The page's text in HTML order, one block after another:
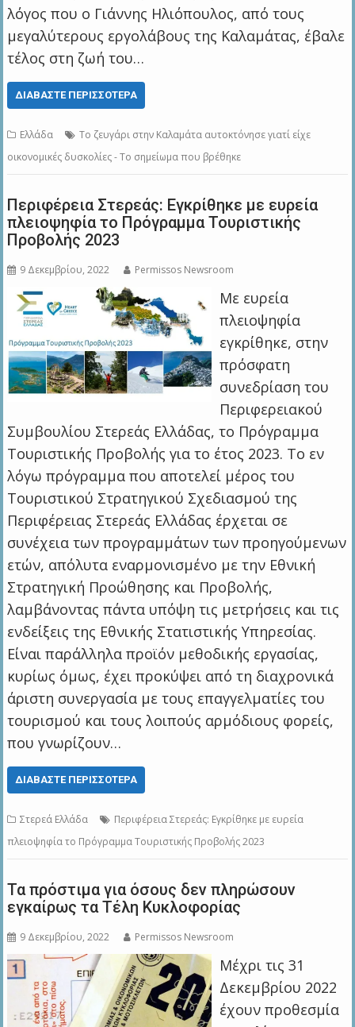
λόγος που ο Γιάννης Ηλιόπουλος, από τους
μεγαλύτερους εργολάβους της Καλαμάτας, έβαλε
τέλος στη ζωή του…
ΔΙΑΒΆΣΤΕ ΠΕΡΙΣΣΌΤΕΡΑ
Ελλάδα
Το ζευγάρι στην Καλαμάτα αυτοκτόνησε γιατί είχε
οικονομικές δυσκολίες - Το σημείωμα που βρέθηκε
Περιφέρεια Στερεάς: Εγκρίθηκε με ευρεία
πλειοψηφία το Πρόγραμμα Τουριστικής
Προβολής 2023
9 Δεκεμβρίου, 2022 Permissos Newsroom
Με ευρεία
πλειοψηφία
εγκρίθηκε, στην
πρόσφατη
συνεδρίαση του
Περιφερειακού
Συμβουλίου Στερεάς Ελλάδας, το Πρόγραμμα
Τουριστικής Προβολής για το έτος 2023. Το εν
λόγω πρόγραμμα που αποτελεί μέρος του
Τουριστικού Στρατηγικού Σχεδιασμού της
Περιφέρειας Στερεάς Ελλάδας έρχεται σε
συνέχεια των προγραμμάτων των προηγούμενων
ετών, απόλυτα εναρμονισμένο με την Εθνική
Στρατηγική Προώθησης και Προβολής,
λαμβάνοντας πάντα υπόψη τις μετρήσεις και τις
ενδείξεις της Εθνικής Στατιστικής Υπηρεσίας.
Είναι παράλληλα προϊόν μεθοδικής εργασίας,
κυρίως όμως, έχει προκύψει από τη διαχρονικά
άριστη συνεργασία με τους επαγγελματίες του
τουρισμού και τους λοιπούς αρμόδιους φορείς,
που γνωρίζουν…
ΔΙΑΒΆΣΤΕ ΠΕΡΙΣΣΌΤΕΡΑ
Στερεά Ελλάδα
Περιφέρεια Στερεάς: Εγκρίθηκε με ευρεία
πλειοψηφία το Πρόγραμμα Τουριστικής Προβολής 2023
Τα πρόστιμα για όσους δεν πληρώσουν
εγκαίρως τα Τέλη Κυκλοφορίας
9 Δεκεμβρίου, 2022 Permissos Newsroom
Μέχρι τις 31
Δεκεμβρίου 2022
έχουν προθεσμία